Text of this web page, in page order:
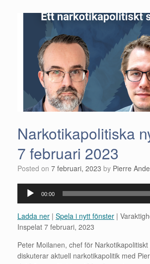
Narkotikapolitiska
7 februari 2023
Posted on 7 februari, 2023 by Pierre
Ljudspelare
00:00
Ladda ner | Spela i nytt fönster |
Inspelat 7 februari, 2023
Peter Moilanen, chef för Narkotikapolitiskt
diskuterar aktuell narkotikapolitik med